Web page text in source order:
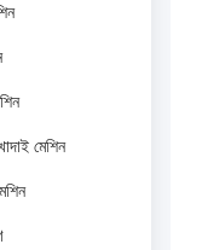
মেশিন